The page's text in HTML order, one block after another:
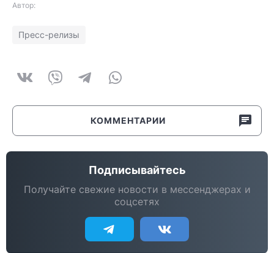
Автор:
Пресс-релизы
КОММЕНТАРИИ
Подписывайтесь
Получайте свежие новости в мессенджерах и
соцсетях